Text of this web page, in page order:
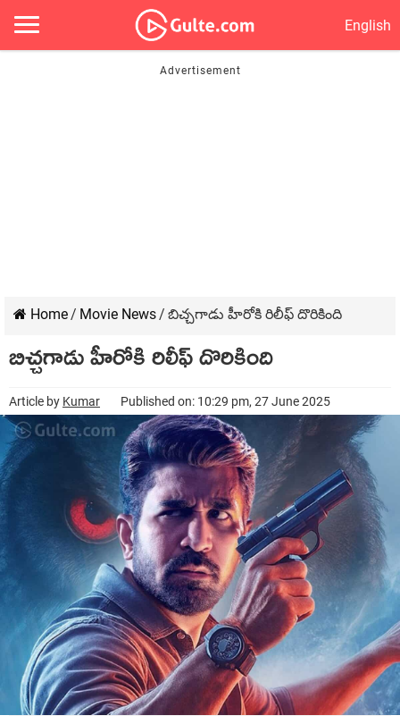
English
Home/ Movie News/ బిచ్చగాడు హీరోకి రిలీఫ్ దొరికింది
బిచ్చగాడు హీరోకి రిలీఫ్ దొరికింది
Article by Kumar Published on: 10:29 pm, 27 June 2025